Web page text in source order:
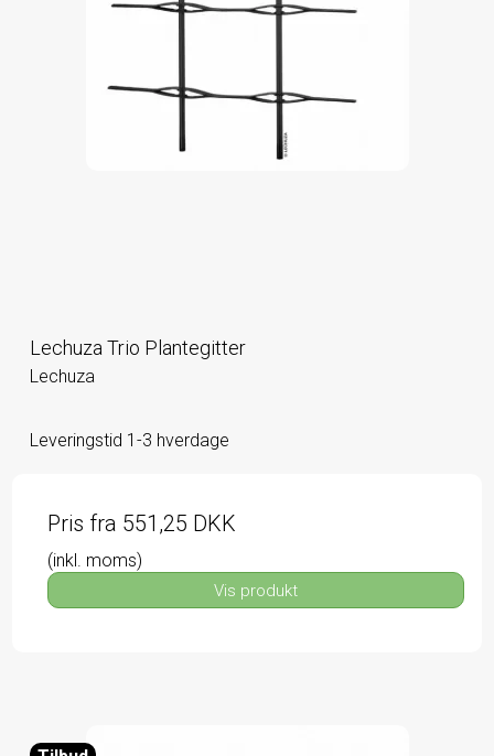
Lechuza Trio Plantegitter
Lechuza
Leveringstid 1-3 hverdage
Pris fra 551,25 DKK
(inkl. moms)
Vis produkt